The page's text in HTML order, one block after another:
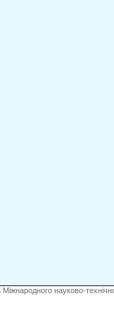
науково-